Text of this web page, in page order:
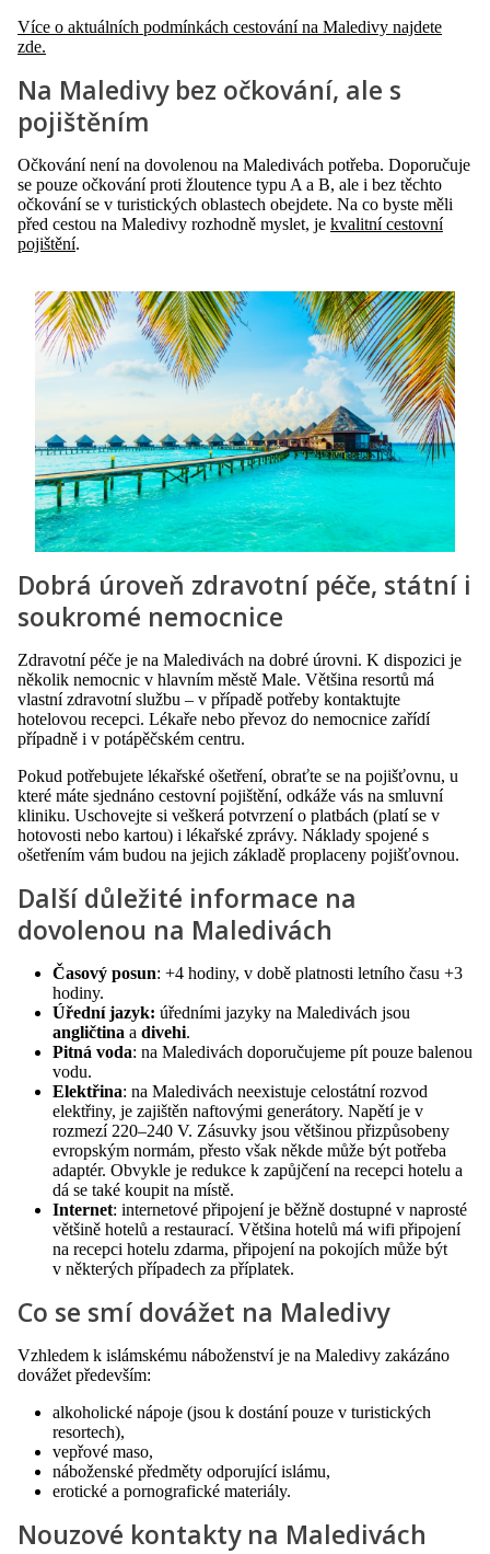
Více o aktuálních podmínkách cestování na Maledivy najdete
zde.
Na Maledivy bez očkování, ale s
pojištěním
Očkování není na dovolenou na Maledivách potřeba. Doporučuje
se pouze očkování proti žloutence typu A a B, ale i bez těchto
očkování se v turistických oblastech obejdete. Na co byste měli
před cestou na Maledivy rozhodně myslet, je kvalitní cestovní
pojištění.
Dobrá úroveň zdravotní péče, státní i
soukromé nemocnice
Zdravotní péče je na Maledivách na dobré úrovni. K dispozici je
několik nemocnic v hlavním městě Male. Většina resortů má
vlastní zdravotní službu – v případě potřeby kontaktujte
hotelovou recepci. Lékaře nebo převoz do nemocnice zařídí
případně i v potápěčském centru.
Pokud potřebujete lékařské ošetření, obraťte se na pojišťovnu, u
které máte sjednáno cestovní pojištění, odkáže vás na smluvní
kliniku. Uschovejte si veškerá potvrzení o platbách (platí se v
hotovosti nebo kartou) i lékařské zprávy. Náklady spojené s
ošetřením vám budou na jejich základě proplaceny pojišťovnou.
Další důležité informace na
dovolenou na Maledivách
Časový posun: +4 hodiny, v době platnosti letního času +3
hodiny.
Úřední jazyk: úředními jazyky na Maledivách jsou
angličtina a divehi.
Pitná voda: na Maledivách doporučujeme pít pouze balenou
vodu.
Elektřina: na Maledivách neexistuje celostátní rozvod
elektřiny, je zajištěn naftovými generátory. Napětí je v
rozmezí 220–240 V. Zásuvky jsou většinou přizpůsobeny
evropským normám, přesto však někde může být potřeba
adaptér. Obvykle je redukce k zapůjčení na recepci hotelu a
dá se také koupit na místě.
Internet: internetové připojení je běžně dostupné v naprosté
většině hotelů a restaurací. Většina hotelů má wifi připojení
na recepci hotelu zdarma, připojení na pokojích může být
v některých případech za příplatek.
Co se smí dovážet na Maledivy
Vzhledem k islámskému náboženství je na Maledivy zakázáno
dovážet především:
alkoholické nápoje (jsou k dostání pouze v turistických
resortech),
vepřové maso,
náboženské předměty odporující islámu,
erotické a pornografické materiály.
Nouzové kontakty na Maledivách